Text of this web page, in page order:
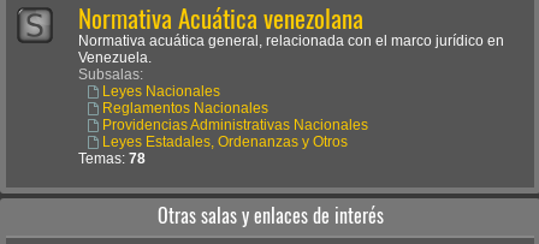
Normativa Acuática venezolana
Normativa acuática general, relacionada con el marco jurídico en
Venezuela.
Subsalas:
Leyes Nacionales
Reglamentos Nacionales
Providencias Administrativas Nacionales
Leyes Estadales, Ordenanzas y Otros
Temas: 78
Otras salas y enlaces de interés